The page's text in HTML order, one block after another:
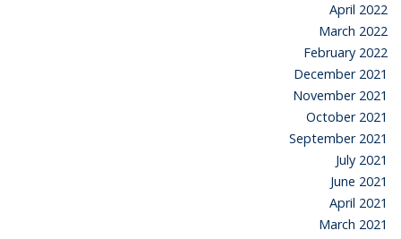
April 2022
March 2022
February 2022
December 2021
November 2021
October 2021
September 2021
July 2021
June 2021
April 2021
March 2021